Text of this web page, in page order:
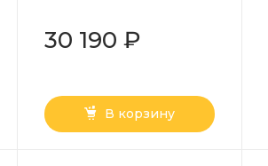
электрический
30 190 ₽
В корзину